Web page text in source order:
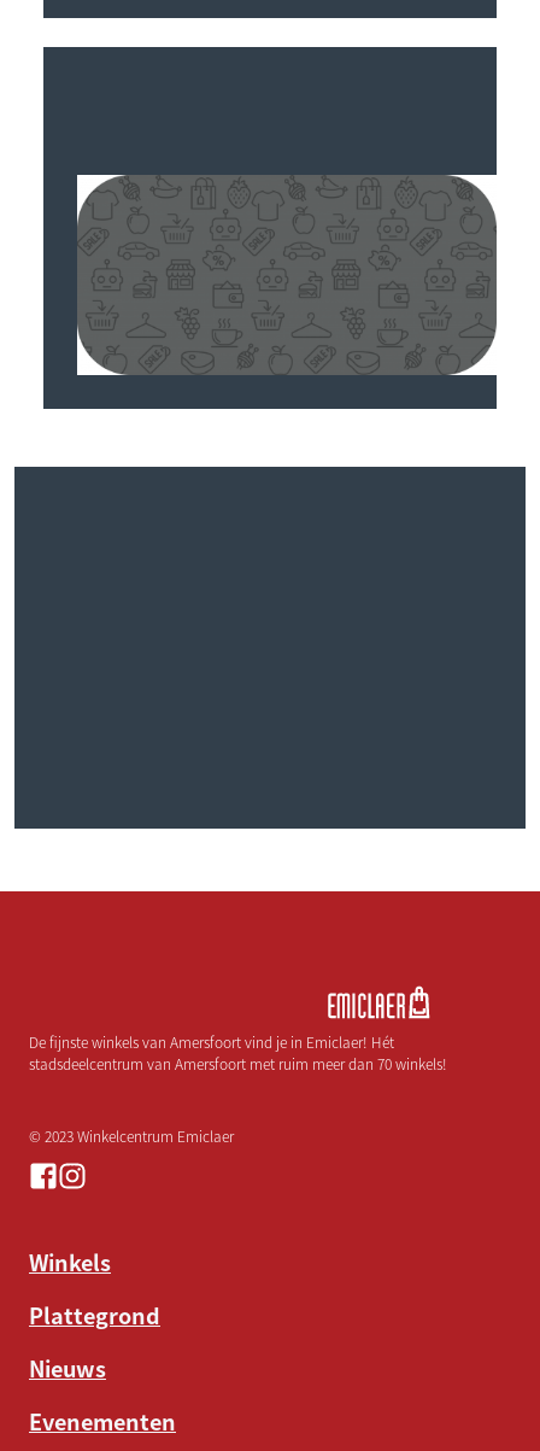
De fijnste winkels van Amersfoort vind je in Emiclaer! Hét
stadsdeelcentrum van Amersfoort met ruim meer dan 70 winkels!
© 2023 Winkelcentrum Emiclaer
Winkels
Plattegrond
Nieuws
Evenementen